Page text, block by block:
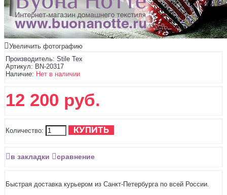
Увеличить фотографию
Производитель: Stile Tex
Артикул: BN-20317
Наличие: Нет в наличии
12 200 руб.
Количество: КУПИТЬ
в закладки сравнение
Быстрая доставка курьером из Санкт-Петербурга по всей России.